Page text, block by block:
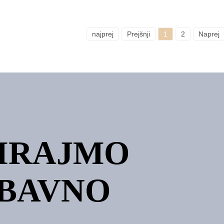
najprej Prejšnji 1 2 Naprej